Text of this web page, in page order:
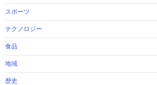
スポーツ
テクノロジー
食品
地域
歴史